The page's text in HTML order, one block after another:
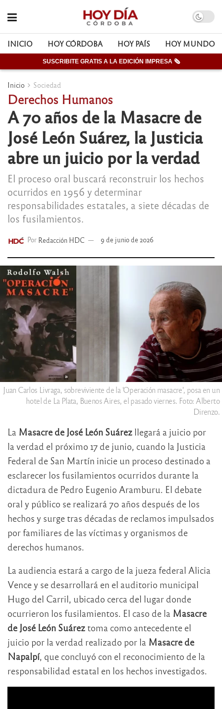
INICIO HOY CÓRDOBA HOY PAÍS HOY MUNDO
SUSCRIBITE GRATIS A LA EDICIÓN IMPRESA 🗞
Inicio Sociedad
Derechos Humanos
A 70 años de la Masacre de
José León Suárez, la Justicia
abre un juicio por la verdad
El proceso oral buscará reconstruir los hechos
ocurridos en 1956 y determinar
responsabilidades estatales, a siete décadas de
los fusilamientos.
Por Redacción HDC 9 de junio de 2026
Juan Carlos Livraga, sobreviviente de la 'Operación masacre', posa en un
hotel de La Plata, Buenos Aires, el pasado viernes. Foto: Alberto
Direnzo.
La Masacre de José León Suárez llegará a juicio por
la verdad el próximo 17 de junio, cuando la Justicia
Federal de San Martín inicie un proceso destinado a
esclarecer los fusilamientos ocurridos durante la
dictadura de Pedro Eugenio Aramburu. El debate
oral y público se realizará 70 años después de los
hechos y surge tras décadas de reclamos impulsados
por familiares de las víctimas y organismos de
derechos humanos.
La audiencia estará a cargo de la jueza federal Alicia
Vence y se desarrollará en el auditorio municipal
Hugo del Carril, ubicado cerca del lugar donde
ocurrieron los fusilamientos. El caso de la Masacre
de José León Suárez toma como antecedente el
juicio por la verdad realizado por la Masacre de
Napalpí, que concluyó con el reconocimiento de la
responsabilidad estatal en los hechos investigados.